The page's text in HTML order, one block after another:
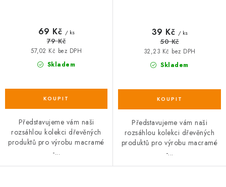
Skladem
57,02 Kč bez DPH
69 Kč / ks
79 Kč
Představujeme vám naši
rozsáhlou kolekci dřevěných
produktů pro výrobu macramé
-...
Skladem
32,23 Kč bez DPH
39 Kč / ks
50 Kč
Představujeme vám naši
rozsáhlou kolekci dřevěných
produktů pro výrobu macramé
-...